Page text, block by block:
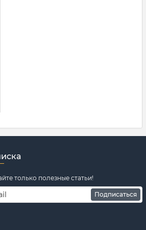
только полезные статьи!
Подписаться